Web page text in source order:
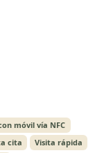
móvil vía NFC
cita
Visita rápida